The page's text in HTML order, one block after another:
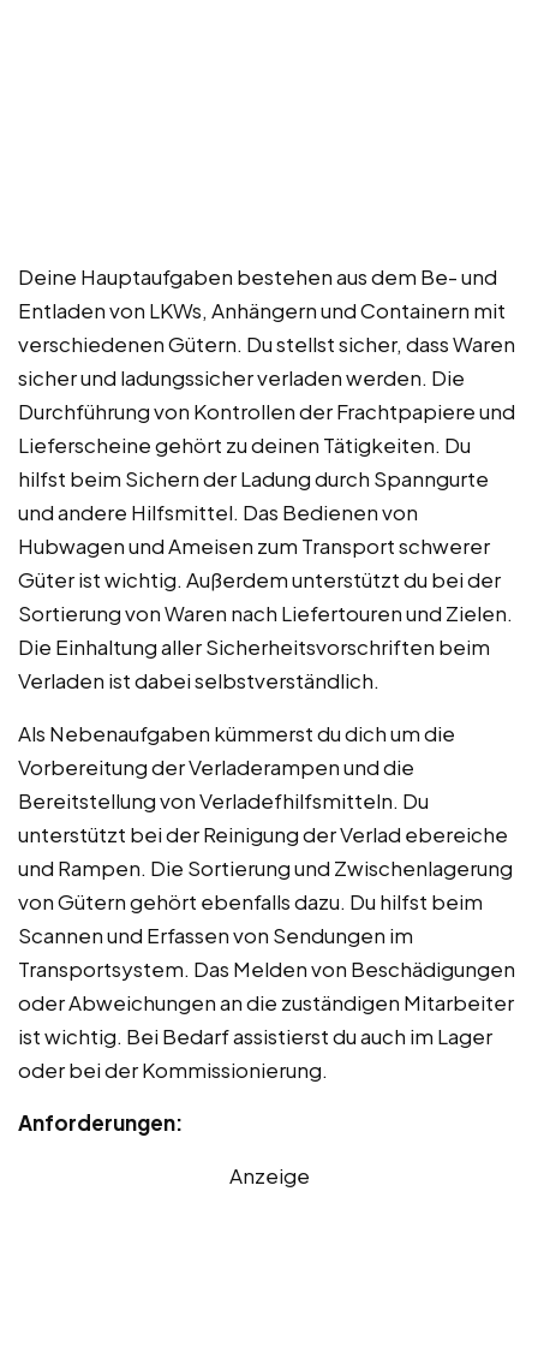
Deine Hauptaufgaben bestehen aus dem Be- und
Entladen von LKWs, Anhängern und Containern mit
verschiedenen Gütern. Du stellst sicher, dass Waren
sicher und ladungssicher verladen werden. Die
Durchführung von Kontrollen der Frachtpapiere und
Lieferscheine gehört zu deinen Tätigkeiten. Du
hilfst beim Sichern der Ladung durch Spanngurte
und andere Hilfsmittel. Das Bedienen von
Hubwagen und Ameisen zum Transport schwerer
Güter ist wichtig. Außerdem unterstützt du bei der
Sortierung von Waren nach Liefertouren und Zielen.
Die Einhaltung aller Sicherheitsvorschriften beim
Verladen ist dabei selbstverständlich.
Als Nebenaufgaben kümmerst du dich um die
Vorbereitung der Verladerampen und die
Bereitstellung von Verladefhilfsmitteln. Du
unterstützt bei der Reinigung der Verlad ebereiche
und Rampen. Die Sortierung und Zwischenlagerung
von Gütern gehört ebenfalls dazu. Du hilfst beim
Scannen und Erfassen von Sendungen im
Transportsystem. Das Melden von Beschädigungen
oder Abweichungen an die zuständigen Mitarbeiter
ist wichtig. Bei Bedarf assistierst du auch im Lager
oder bei der Kommissionierung.
Anforderungen:
Anzeige